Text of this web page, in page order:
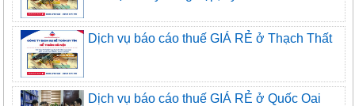
Dịch vụ báo cáo thuế GIÁ RẺ ở Thạch Thất
Dịch vụ báo cáo thuế GIÁ RẺ ở Quốc Oai